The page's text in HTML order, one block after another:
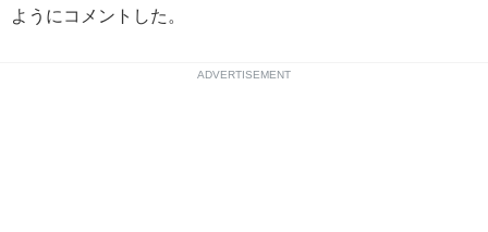
ようにコメントした。
ADVERTISEMENT